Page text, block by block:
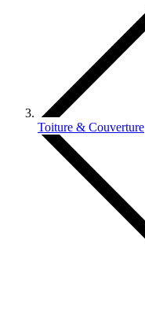
Toiture & Couverture